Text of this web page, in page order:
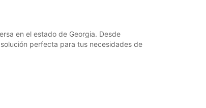
en el estado de Georgia. Desde
perfecta para tus necesidades de